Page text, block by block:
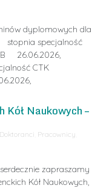
dyplomowych dla
stopnia specjalność
26.06.2026,
CTK
Kół Naukowych –
Doktoranci Pracownicy
zapraszamy
Kół Naukowych,